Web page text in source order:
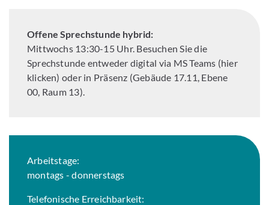
Offene Sprechstunde hybrid:
Mittwochs 13:30-15 Uhr. Besuchen Sie die
Sprechstunde entweder digital via MS Teams (hier
klicken) oder in Präsenz (Gebäude 17.11, Ebene
00, Raum 13).
Arbeitstage:
montags - donnerstags
Telefonische Erreichbarkeit: